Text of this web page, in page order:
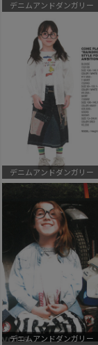
デニムアンドダンガリー
デニムアンドダンガリー
デニムアンドダンガリー